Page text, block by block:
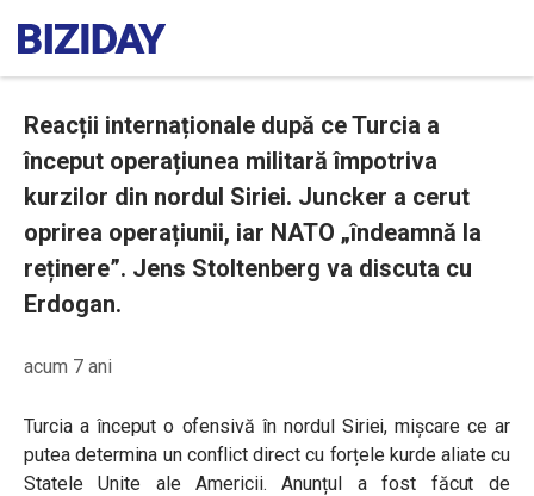
Reacții internaționale după ce Turcia a
început operațiunea militară împotriva
kurzilor din nordul Siriei. Juncker a cerut
oprirea operațiunii, iar NATO „îndeamnă la
reținere”. Jens Stoltenberg va discuta cu
Erdogan.
acum 7 ani
Turcia a început o ofensivă în nordul Siriei, mișcare ce ar
putea determina un conflict direct cu forțele kurde aliate cu
Statele Unite ale Americii. Anunțul a fost făcut de